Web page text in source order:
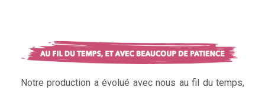
Notre production a évolué avec nous au fil du temps,